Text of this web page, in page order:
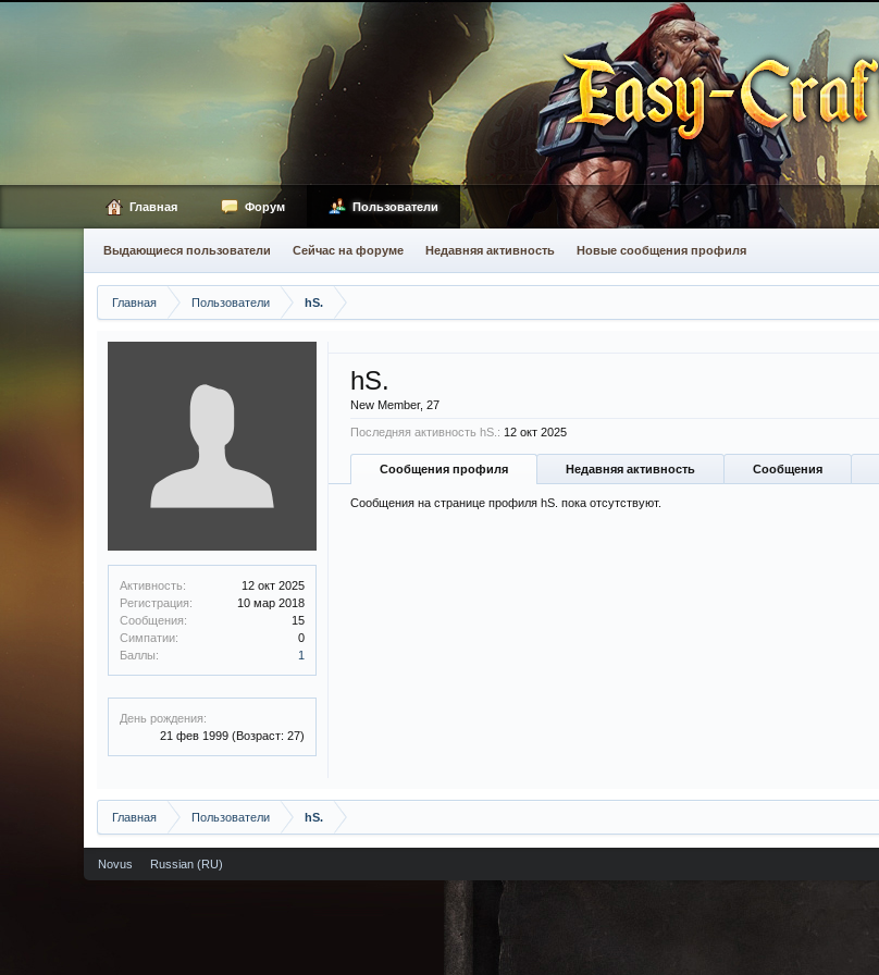
Главная Пользователи hS.
Активность:
12 окт 2025
Регистрация:
10 мар 2018
Сообщения:
15
Симпатии:
0
Баллы:
1
День рождения:
21 фев 1999 (Возраст: 27)
hS.
New Member, 27
Последняя активность hS.: 12 окт 2025
Сообщения профиля Недавняя активность Сообщения
Сообщения на странице профиля hS. пока отсутствуют.
Главная Пользователи hS.
Главная Форум Пользователи
Выдающиеся пользователи Сейчас на форуме Недавняя активность Новые сообщения профиля
Novus Russian (RU)